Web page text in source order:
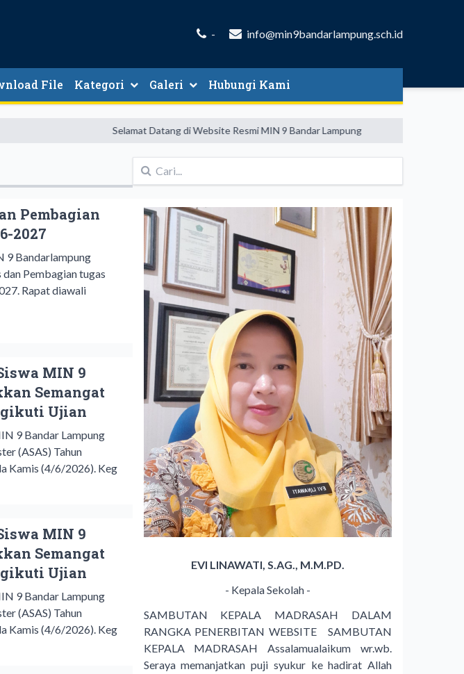
- info@min9bandarlampung.sch.id
File Kategori Galeri Hubungi Kami
Selamat Datang di Website Resmi MIN 9 Bandar Lampung
Pembagian
2027
9 Bandarlampung
Pembagian tugas
Rapat diawali
MIN 9
Semangat
Ujian
9 Bandar Lampung
(ASAS) Tahun
Kamis (4/6/2026). Keg
MIN 9
Semangat
Ujian
9 Bandar Lampung
(ASAS) Tahun
Kamis (4/6/2026). Keg
EVI LINAWATI, S.AG., M.M.PD.
- Kepala Sekolah -
SAMBUTAN KEPALA MADRASAH DALAM
RANGKA PENERBITAN WEBSITE SAMBUTAN
KEPALA MADRASAH Assalamualaikum wr.wb.
Seraya memanjatkan puji syukur ke hadirat Allah